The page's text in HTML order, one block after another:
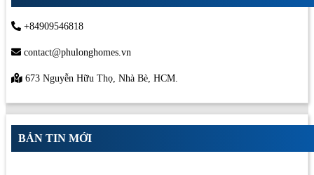
+84909546818
contact@phulonghomes.vn
673 Nguyễn Hữu Thọ, Nhà Bè, HCM.
BẢN TIN MỚI